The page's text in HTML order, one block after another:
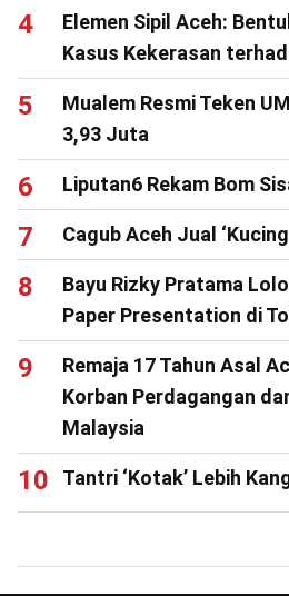
Elemen Sipil Aceh:
Kasus Kekerasan
Mualem Resmi Teken
3,93 Juta
Liputan6 Rekam Bom
Cagub Aceh Jual
Bayu Rizky Pratama
Paper Presentation di
Remaja 17 Tahun Asal
Korban Perdagangan
Malaysia
Tantri ‘Kotak’ Lebih